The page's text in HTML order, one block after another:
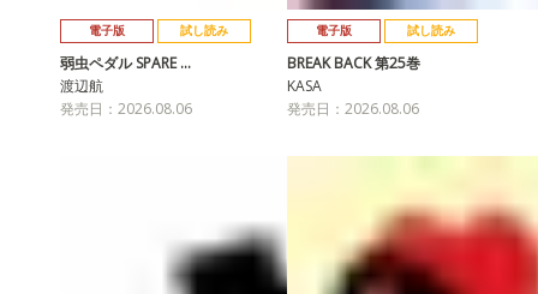
電子版 試し読み
弱虫ペダル SPARE …
渡辺航
発売日：2026.08.06
電子版 試し読み
BREAK BACK 第25巻
KASA
発売日：2026.08.06